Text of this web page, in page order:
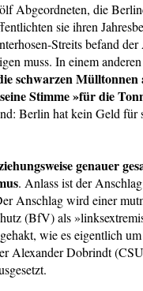
Abgeordneten, die
sie ihren
Streits befand der
muss. In einem
schwarzen Mülltonnen
Stimme »für die
Berlin hat kein Geld für
genauer
. Anlass ist der
Anschlag wird einer
(BfV) als
wie es eigentlich
Alexander Dobrindt